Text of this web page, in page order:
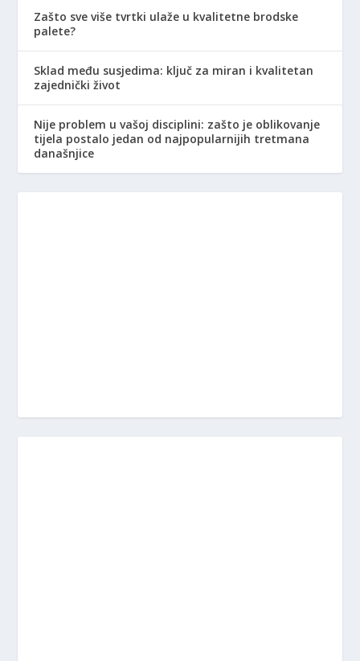
Zašto sve više tvrtki ulaže u kvalitetne brodske
palete?
Sklad među susjedima: ključ za miran i kvalitetan
zajednički život
Nije problem u vašoj disciplini: zašto je oblikovanje
tijela postalo jedan od najpopularnijih tretmana
današnjice